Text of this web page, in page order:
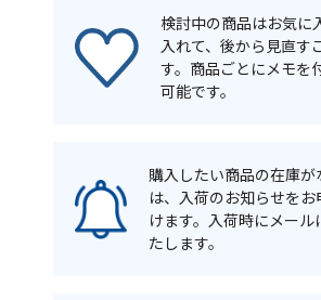
検討中の商品はお気に
入れて、後から見直す
す。商品ごとにメモを
可能です。
購入したい商品の在庫が
は、入荷のお知らせをお
けます。入荷時にメール
たします。